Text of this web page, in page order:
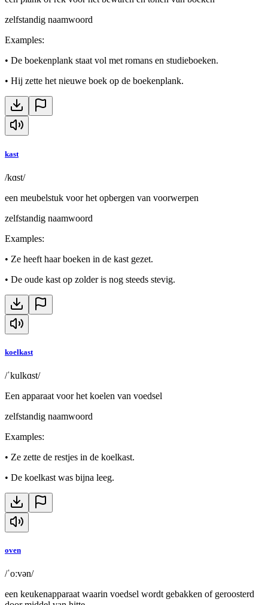
zelfstandig naamwoord
Examples:
• De boekenplank staat vol met romans en studieboeken.
• Hij zette het nieuwe boek op de boekenplank.
kast
/kɑst/
een meubelstuk voor het opbergen van voorwerpen
zelfstandig naamwoord
Examples:
• Ze heeft haar boeken in de kast gezet.
• De oude kast op zolder is nog steeds stevig.
koelkast
/ˈkulkɑst/
Een apparaat voor het koelen van voedsel
zelfstandig naamwoord
Examples:
• Ze zette de restjes in de koelkast.
• De koelkast was bijna leeg.
oven
/ˈoːvən/
een keukenapparaat waarin voedsel wordt gebakken of geroosterd